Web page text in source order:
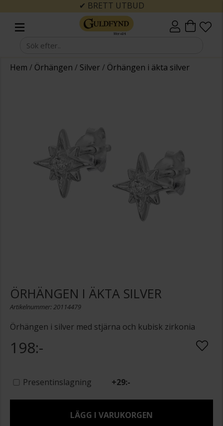
✔ BRETT UTBUD
Hem / Örhängen / Silver/ Örhängen i äkta silver
ÖRHÄNGEN I ÄKTA SILVER
Artikelnummer: 20114479
Örhängen i silver med stjärna och kubisk zirkonia
198:-
Presentinslagning +29:-
LÄGG I VARUKORGEN